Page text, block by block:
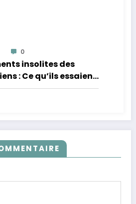
0
insolites des
: Ce qu’ils essaient